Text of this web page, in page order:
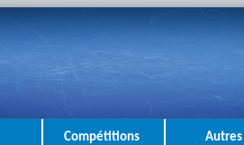
Compétitions Autres